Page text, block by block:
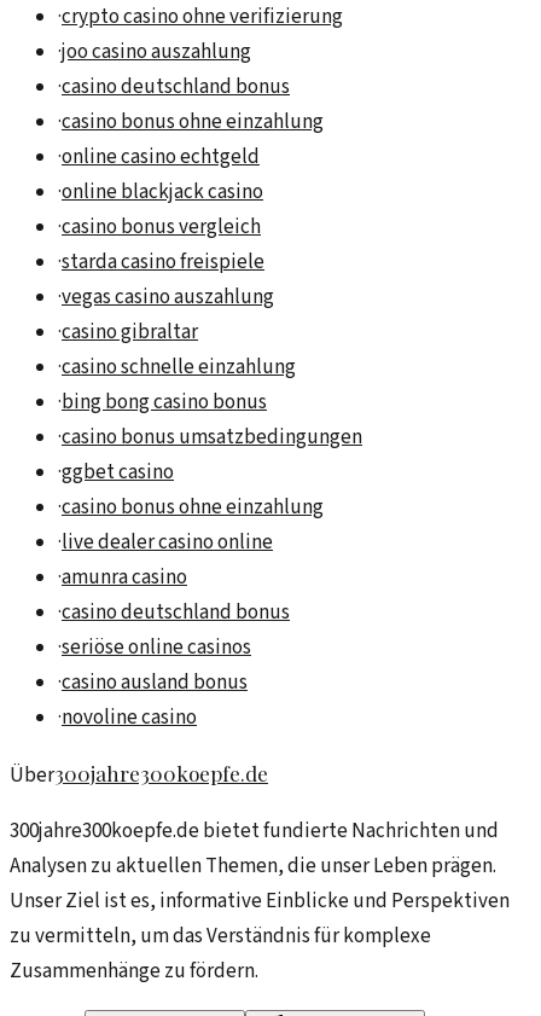
·crypto casino ohne verifizierung
·joo casino auszahlung
·casino deutschland bonus
·casino bonus ohne einzahlung
·online casino echtgeld
·online blackjack casino
·casino bonus vergleich
·starda casino freispiele
·vegas casino auszahlung
·casino gibraltar
·casino schnelle einzahlung
·bing bong casino bonus
·casino bonus umsatzbedingungen
·ggbet casino
·casino bonus ohne einzahlung
·live dealer casino online
·amunra casino
·casino deutschland bonus
·seriöse online casinos
·casino ausland bonus
·novoline casino
Über300jahre300koepfe.de
300jahre300koepfe.de bietet fundierte Nachrichten und
Analysen zu aktuellen Themen, die unser Leben prägen.
Unser Ziel ist es, informative Einblicke und Perspektiven
zu vermitteln, um das Verständnis für komplexe
Zusammenhänge zu fördern.